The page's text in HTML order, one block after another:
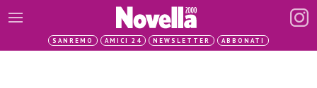
SANREMO AMICI 24 NEWSLETTER ABBONATI